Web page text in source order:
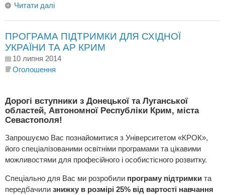
Читати далі
ПРОГРАМА ПІДТРИМКИ ДЛЯ СХІДНОЇ
УКРАЇНИ ТА АР КРИМ
10 липня 2014
Оголошення
Дорогі вступники з Донецької та Луганської
областей, Автономної Республіки Крим, міста
Севастополя!
Запрошуємо Вас познайомитися з Університетом «КРОК»,
його спеціалізованими освітніми програмами та цікавими
можливостями для професійного і особистісного розвитку.
Спеціально для Вас ми розробили програму підтримки та
передбачили знижку в розмірі 25% від вартості навчання